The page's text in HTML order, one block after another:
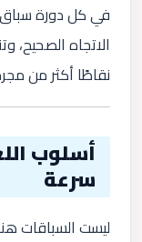
في كل دورة سباق،
الاتجاه الصحيح،
نقاطًا أكثر من
أسلوب
سرعة
ليست السباقات